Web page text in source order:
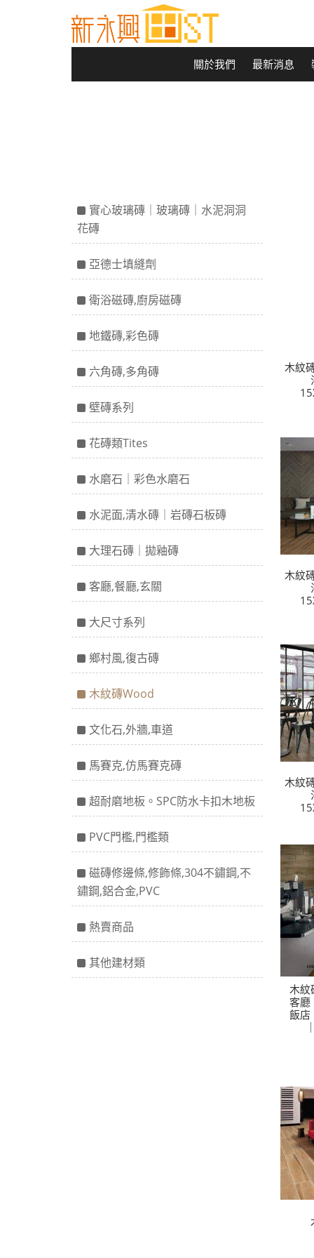
關於我們 最新消息
實心玻璃磚｜玻璃磚｜水泥洞洞
花磚
亞德士填縫劑
衛浴磁磚,廚房磁磚
地鐵磚,彩色磚
六角磚,多角磚
壁磚系列
花磚類Tites
水磨石｜彩色水磨石
水泥面,清水磚｜岩磚石板磚
大理石磚｜拋釉磚
客廳,餐廳,玄關
大尺寸系列
鄉村風,復古磚
木紋磚Wood
文化石,外牆,車道
馬賽克,仿馬賽克磚
超耐磨地板。SPC防水卡扣木地板
PVC門檻,門檻類
磁磚修邊條,修飾條,304不鏽鋼,不
鏽鋼,鋁合金,PVC
熱賣商品
其他建材類
木紋
木紋
木紋
木紋
客廳
飯店